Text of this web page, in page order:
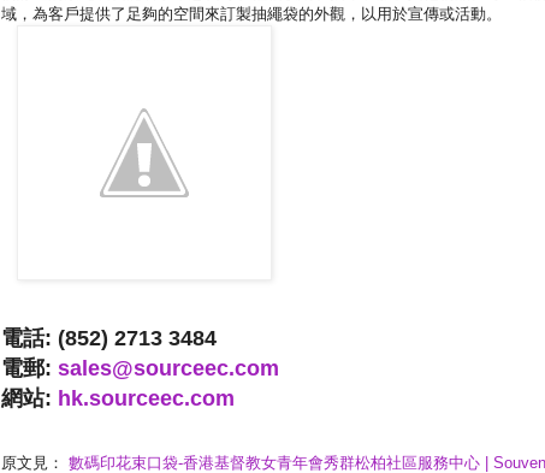
域，為客戶提供了足夠的空間來訂製抽繩袋的外觀，以用於宣傳或活動。
電話: (852) 2713 3484
電郵: sales@sourceec.com
網站: hk.sourceec.com
原文見： 數碼印花束口袋-香港基督教女青年會秀群松柏社區服務中心 |